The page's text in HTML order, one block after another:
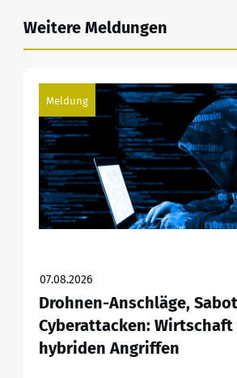
Weitere Meldungen
Meldung
07.08.2026
Drohnen-Anschläge,
Cyberattacken:
hybriden Angriffen